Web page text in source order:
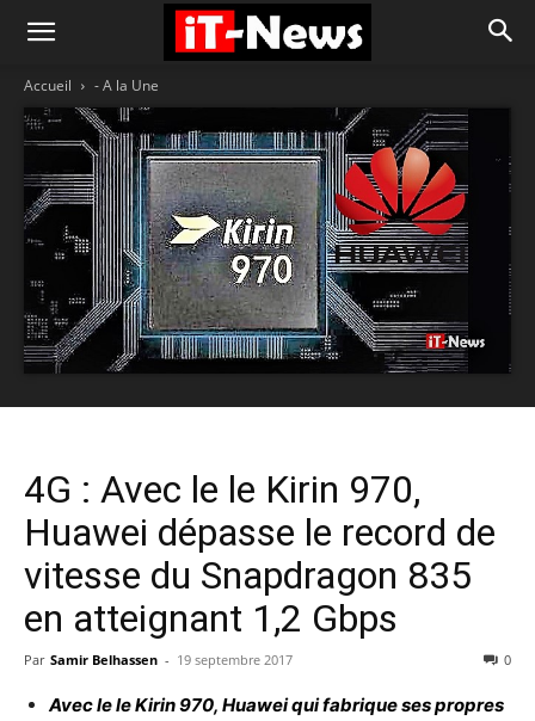
Accueil - A la Une
4G : Avec le le Kirin 970,
Huawei dépasse le record de
vitesse du Snapdragon 835
en atteignant 1,2 Gbps
Par Samir Belhassen - 19 septembre 2017 0
Avec le le Kirin 970, Huawei qui fabrique ses propres